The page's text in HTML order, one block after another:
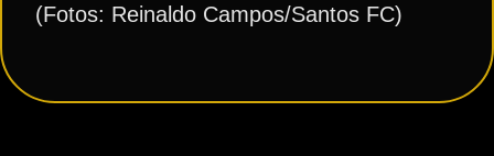
(Fotos: Reinaldo Campos/Santos FC)